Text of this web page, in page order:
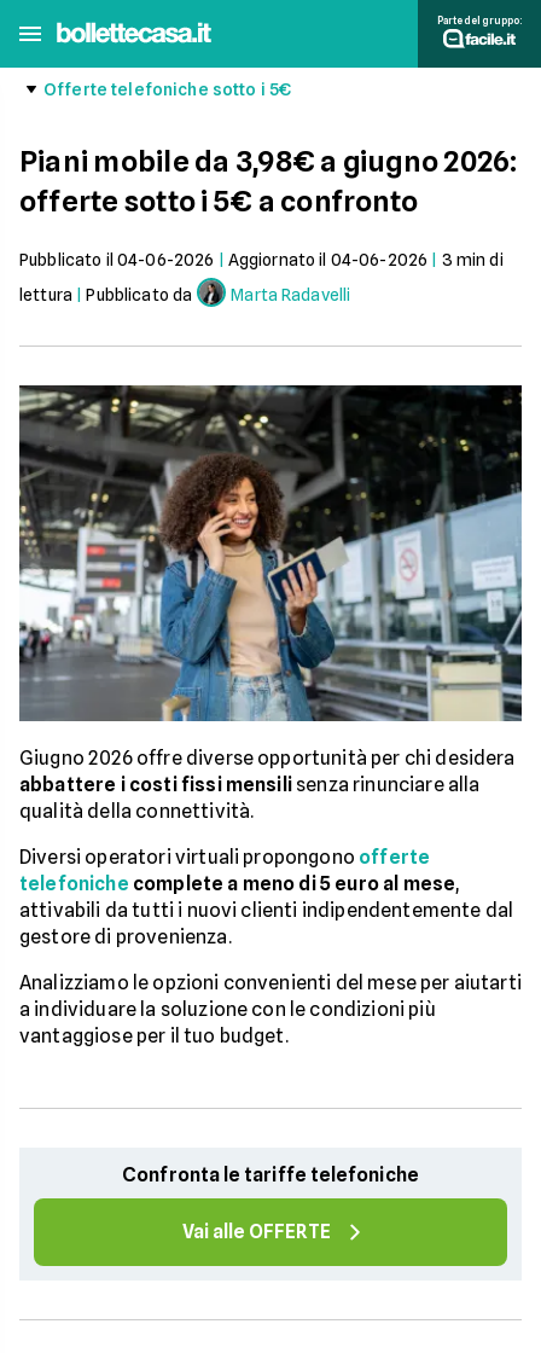
Parte del gruppo:
Offerte telefoniche sotto i 5€
Piani mobile da 3,98€ a giugno 2026:
offerte sotto i 5€ a confronto
Pubblicato il 04-06-2026 Aggiornato il 04-06-2026 3 min di
lettura |Pubblicato da Marta Radavelli
Giugno 2026 offre diverse opportunità per chi desidera
abbattere i costi fissi mensilisenza rinunciare alla
qualità della connettività.
Diversi operatori virtuali propongono offerte
telefoniche complete a meno di 5 euro al mese,
attivabili da tutti i nuovi clienti indipendentemente dal
gestore di provenienza.
Analizziamo le opzioni convenienti del mese per aiutarti
a individuare la soluzione con le condizioni più
vantaggiose per il tuo budget.
Confronta le tariffe telefoniche
Vai alle OFFERTE